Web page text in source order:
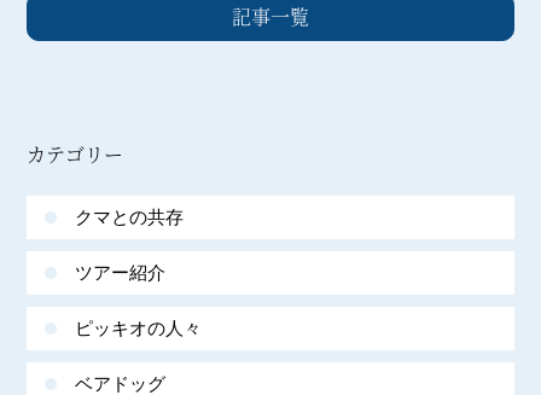
記事一覧
カテゴリー
クマとの共存
ツアー紹介
ピッキオの人々
ベアドッグ